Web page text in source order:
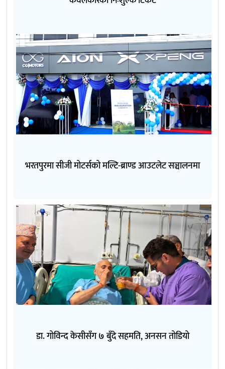
भरतपुरमा सीजी मोटर्सको मल्टि-ब्राण्ड आउटलेट सञ्चालनमा
डा. गोविन्द केसीसँग ७ बुँदे सहमति, अनसन तोडियो